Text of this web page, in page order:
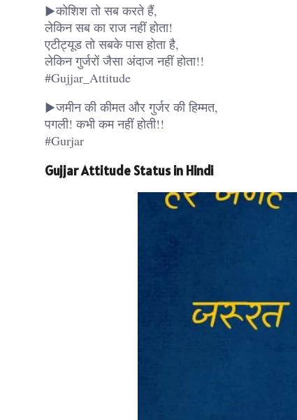
▶कोशिश तो सब करते हैं,
लेकिन सब का राज नहीं होता!
एटीट्यूड तो सबके पास होता है,
लेकिन गुर्जरों जैसा अंदाज नहीं होता!!
#Gujjar_Attitude
▶जमीन की कीमत और गुर्जर की हिम्मत,
पगली! कभी कम नहीं होती!!
#Gurjar
Gujjar Attitude Status in Hindi